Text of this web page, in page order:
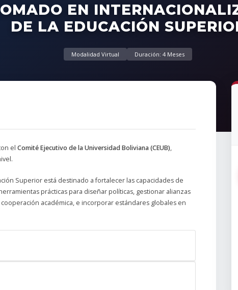
EN
DE LA EDUCACIÓN
Modalidad Virtual Duración: 4 Meses
el Comité Ejecutivo de la Universidad Boliviana (CEUB),
Superior está destinado a fortalecer las capacidades de
prácticas para diseñar políticas, gestionar alianzas
académica, e incorporar estándares globales en
en: